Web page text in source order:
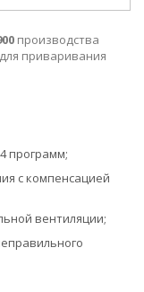
производства
приваривания
программ;
с компенсацией
вентиляции;